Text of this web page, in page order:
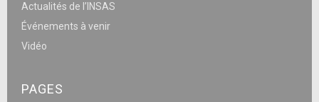
Actualités de l’INSAS
Événements à venir
Vidéo
PAGES